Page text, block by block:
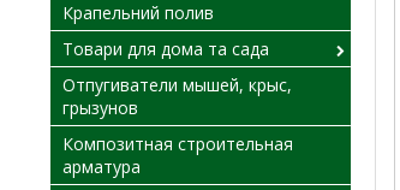
Крапельний полив
Товари для дома та сада
Отпугиватели мышей, крыс,
грызунов
Композитная строительная
арматура